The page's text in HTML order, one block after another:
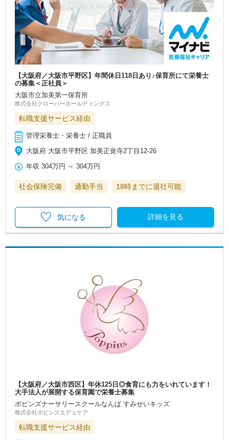
【大阪府／大阪市平野区】年間休日118日あり♪保育所にて栄養士
の募集＜正社員＞
大阪市立加美第一保育所
株式会社クローバーホールディングス
転職支援サービス経由
管理栄養士・栄養士 / 正職員
大阪府 大阪市平野区 加美正覚寺2丁目12‐26
年収 304万円 ～304万円
社会保険完備 通勤手当 18時までに退社可能
詳細を見る
気になる
【大阪府／大阪市西区】年休125日◎食育にも力をいれています！
大手法人が展開する保育園で栄養士募集
ポピンズナーサリースクールなんば すみせいキッズ
株式会社ポピンズエデュケア
転職支援サービス経由